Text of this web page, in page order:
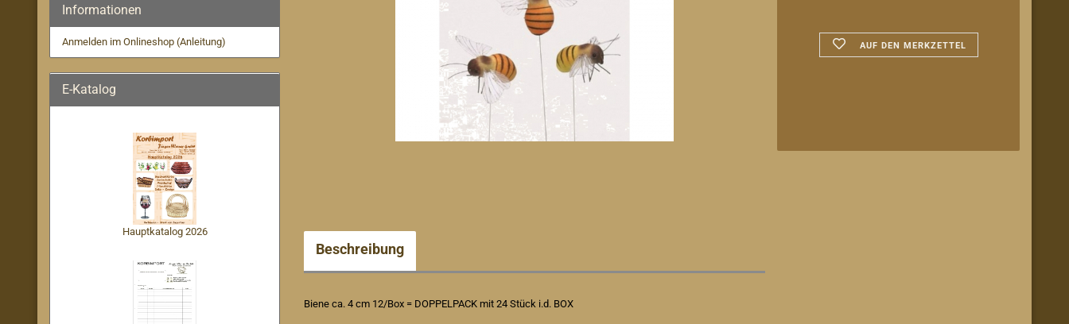
AUF DEN MERKZETTEL
Beschreibung
Biene ca. 4 cm 12/Box = DOPPELPACK mit 24 Stück i.d. BOX
Informationen
Anmelden im Onlineshop (Anleitung)
E-Katalog
Hauptkatalog 2026